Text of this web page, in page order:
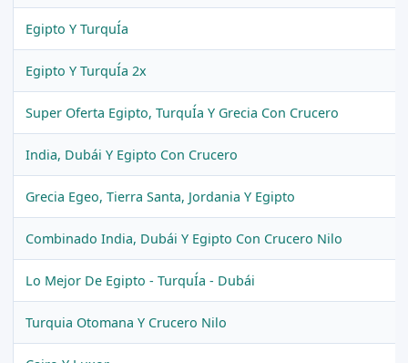
Egipto Y TurquÍa
Egipto Y TurquÍa 2x
Super Oferta Egipto, TurquÍa Y Grecia Con Crucero
India, Dubái Y Egipto Con Crucero
Grecia Egeo, Tierra Santa, Jordania Y Egipto
Combinado India, Dubái Y Egipto Con Crucero Nilo
Lo Mejor De Egipto - TurquÍa - Dubái
Turquia Otomana Y Crucero Nilo